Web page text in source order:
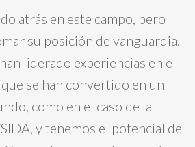
atrás en este campo, pero
su posición de vanguardia.
liderado experiencias en el
se han convertido en un
como en el caso de la
y tenemos el potencial de